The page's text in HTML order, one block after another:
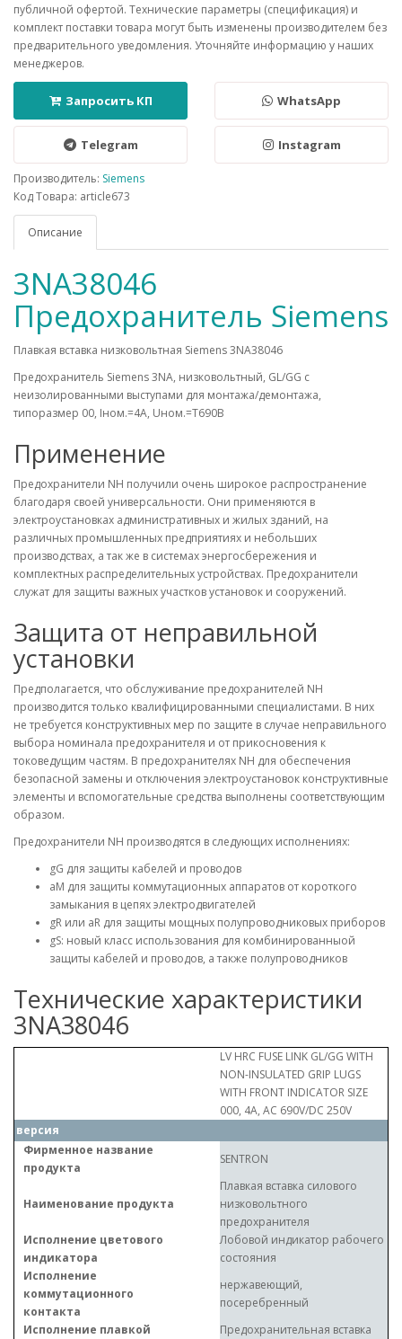
публичной офертой. Технические параметры (спецификация) и
комплект поставки товара могут быть изменены производителем без
предварительного уведомления. Уточняйте информацию у наших
менеджеров.
Запросить КП WhatsApp
Telegram Instagram
Производитель: Siemens
Код Товара: article673
Описание
3NA38046
Предохранитель Siemens
Плавкая вставка низковольтная Siemens 3NA38046
Предохранитель Siemens 3NA, низковольтный, GL/GG c
неизолированными выступами для монтажа/демонтажа,
типоразмер 00, Iном.=4A, Uном.=T690В
Применение
Предохранители NH получили очень широкое распространение
благодаря своей универсальности. Они применяются в
электроустановках административных и жилых зданий, на
различных промышленных предприятиях и небольших
производствах, а так же в системах энергосбережения и
комплектных распределительных устройствах. Предохранители
служат для защиты важных участков установок и сооружений.
Защита от неправильной
установки
Предполагается, что обслуживание предохранителей NH
производится только квалифицированными специалистами. В них
не требуется конструктивных мер по защите в случае неправильного
выбора номинала предохранителя и от прикосновения к
токоведущим частям. В предохранителях NH для обеспечения
безопасной замены и отключения электроустановок конструктивные
элементы и вспомогательные средства выполнены соответствующим
образом.
Предохранители NH производятся в следующих исполнениях:
gG для защиты кабелей и проводов
aM для защиты коммутационных аппаратов от короткого
замыкания в цепях электродвигателей
gR или aR для защиты мощных полупроводниковых приборов
gS: новый класс использования для комбинированныой
защиты кабелей и проводов, а также полупроводников
Технические характеристики
3NA38046
LV HRC FUSE LINK GL/GG WITH
NON-INSULATED GRIP LUGS
WITH FRONT INDICATOR SIZE
000, 4A, AC 690V/DC 250V
версия
Фирменное название
продукта
SENTRON
Наименование продукта
Плавкая вставка силового
низковольтного
предохранителя
Исполнение цветового
индикатора
Лобовой индикатор рабочего
состояния
Исполнение
коммутационного
контакта
нержавеющий,
посеребренный
Исполнение плавкой
Предохранительная вставка